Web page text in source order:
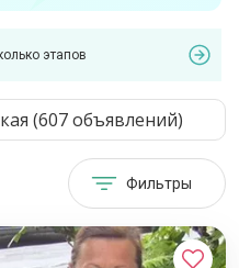
этапов
(607 объявлений)
Фильтры